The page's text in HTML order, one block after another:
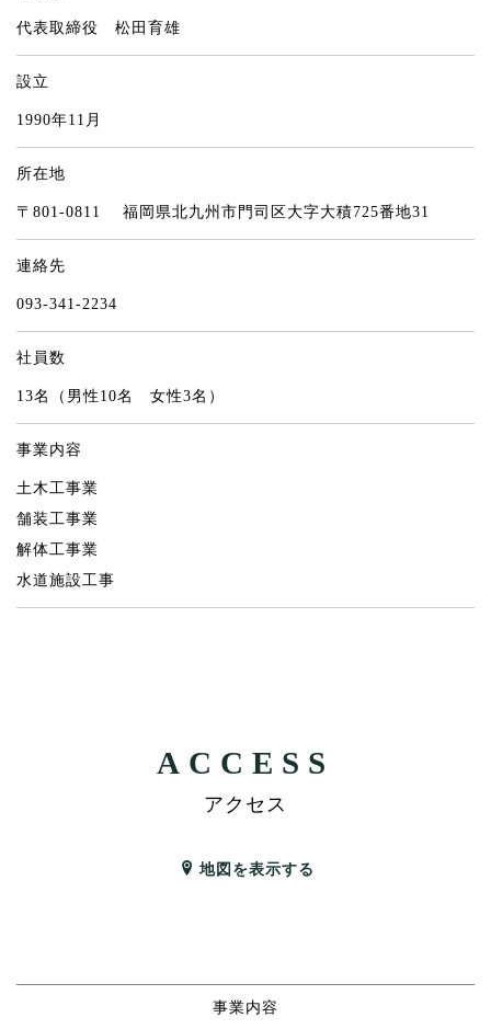
代表取締役 松田育雄
設立
1990年11月
所在地
〒801-0811 福岡県北九州市門司区大字大積725番地31
連絡先
093-341-2234
社員数
13名（男性10名 女性3名）
事業内容
土木工事業
舗装工事業
解体工事業
水道施設工事
ACCESS
アクセス
地図を表示する
事業内容